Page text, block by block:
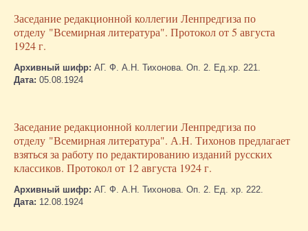
Заседание редакционной коллегии Ленпредгиза по
отделу "Всемирная литература". Протокол от 5 августа
1924 г.
Архивный шифр: АГ. Ф. А.Н. Тихонова. Оп. 2. Ед.хр. 221.
Дата: 05.08.1924
Заседание редакционной коллегии Ленпредгиза по
отделу "Всемирная литература". А.Н. Тихонов предлагает
взяться за работу по редактированию изданий русских
классиков. Протокол от 12 августа 1924 г.
Архивный шифр: АГ. Ф. А.Н. Тихонова. Оп. 2. Ед. хр. 222.
Дата: 12.08.1924